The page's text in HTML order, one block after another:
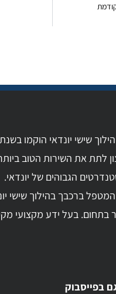
לתת את השירות הטוב
הגבוהים של יונדאי.
ברכבך בהילוך שישי
בתחום. בעל ידע מקצועי
בפייסבוק